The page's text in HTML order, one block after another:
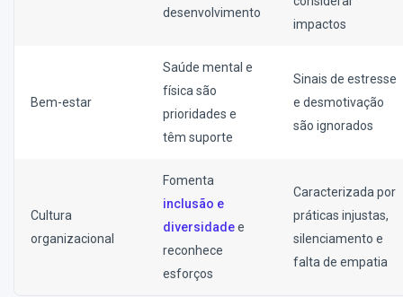
desenvolvimento
impactos
Bem-estar
Saúde mental e
física são
prioridades e
têm suporte
Sinais de estresse
e desmotivação
são ignorados
Cultura
organizacional
Fomenta
inclusão e
diversidadee
reconhece
esforços
Caracterizada por
práticas injustas,
silenciamento e
falta de empatia